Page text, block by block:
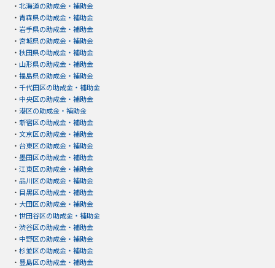
・ 北海道の助成金・補助金
・ 青森県の助成金・補助金
・ 岩手県の助成金・補助金
・ 宮城県の助成金・補助金
・ 秋田県の助成金・補助金
・ 山形県の助成金・補助金
・ 福島県の助成金・補助金
・ 千代田区の助成金・補助金
・ 中央区の助成金・補助金
・ 港区の助成金・補助金
・ 新宿区の助成金・補助金
・ 文京区の助成金・補助金
・ 台東区の助成金・補助金
・ 墨田区の助成金・補助金
・ 江東区の助成金・補助金
・ 品川区の助成金・補助金
・ 目黒区の助成金・補助金
・ 大田区の助成金・補助金
・ 世田谷区の助成金・補助金
・ 渋谷区の助成金・補助金
・ 中野区の助成金・補助金
・ 杉並区の助成金・補助金
・ 豊島区の助成金・補助金